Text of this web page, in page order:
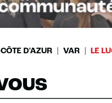
D'AZUR VAR LE